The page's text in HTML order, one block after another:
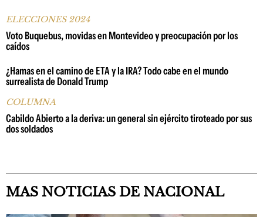
ELECCIONES 2024
Voto Buquebus, movidas en Montevideo y preocupación por los
caídos
¿Hamas en el camino de ETA y la IRA? Todo cabe en el mundo
surrealista de Donald Trump
COLUMNA
Cabildo Abierto a la deriva: un general sin ejército tiroteado por sus
dos soldados
MAS NOTICIAS DE NACIONAL